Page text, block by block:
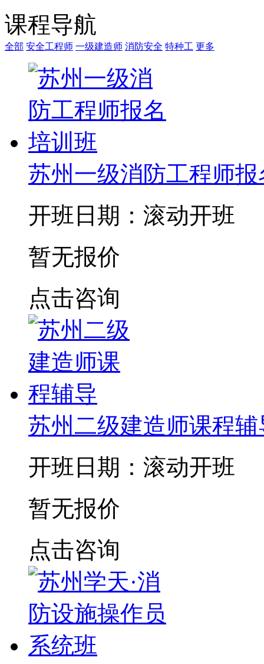
课程导航
全部 安全工程师 一级建造师 消防安全 特种工 更多
苏州一级消防工程师
开班日期：滚动开班
暂无报价
点击咨询
苏州二级建造师课程辅
开班日期：滚动开班
暂无报价
点击咨询